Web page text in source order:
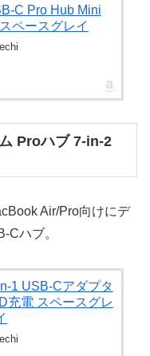
C Pro Hub Mini
ペースグレイ
Proハブ 7-in-2
Air/Pro向けにデ
Cハブ。
1 USB-Cアダプタ
充電 スペースグレ